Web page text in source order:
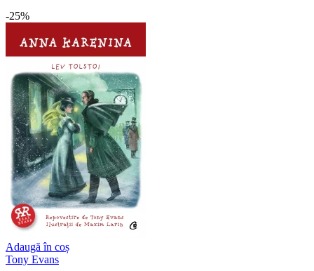
-25%
Adaugă în coș
Tony Evans